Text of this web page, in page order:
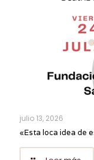
julio 13, 2026
«Esta loca idea de